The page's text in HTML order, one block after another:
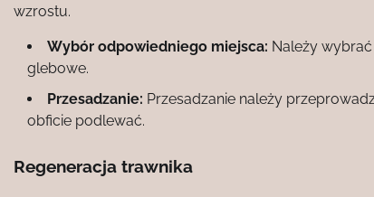
wzrostu.
Wybór odpowiedniego miejsca: Należy
glebowe.
Przesadzanie: Przesadzanie należy
obficie podlewać.
Regeneracja trawnika